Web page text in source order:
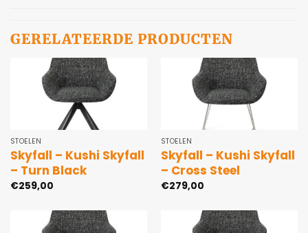
GERELATEERDE PRODUCTEN
STOELEN
Skyfall – Kushi Skyfall
– Turn Black
€259,00
STOELEN
Skyfall – Kushi Skyfall
– Cross Steel
€279,00